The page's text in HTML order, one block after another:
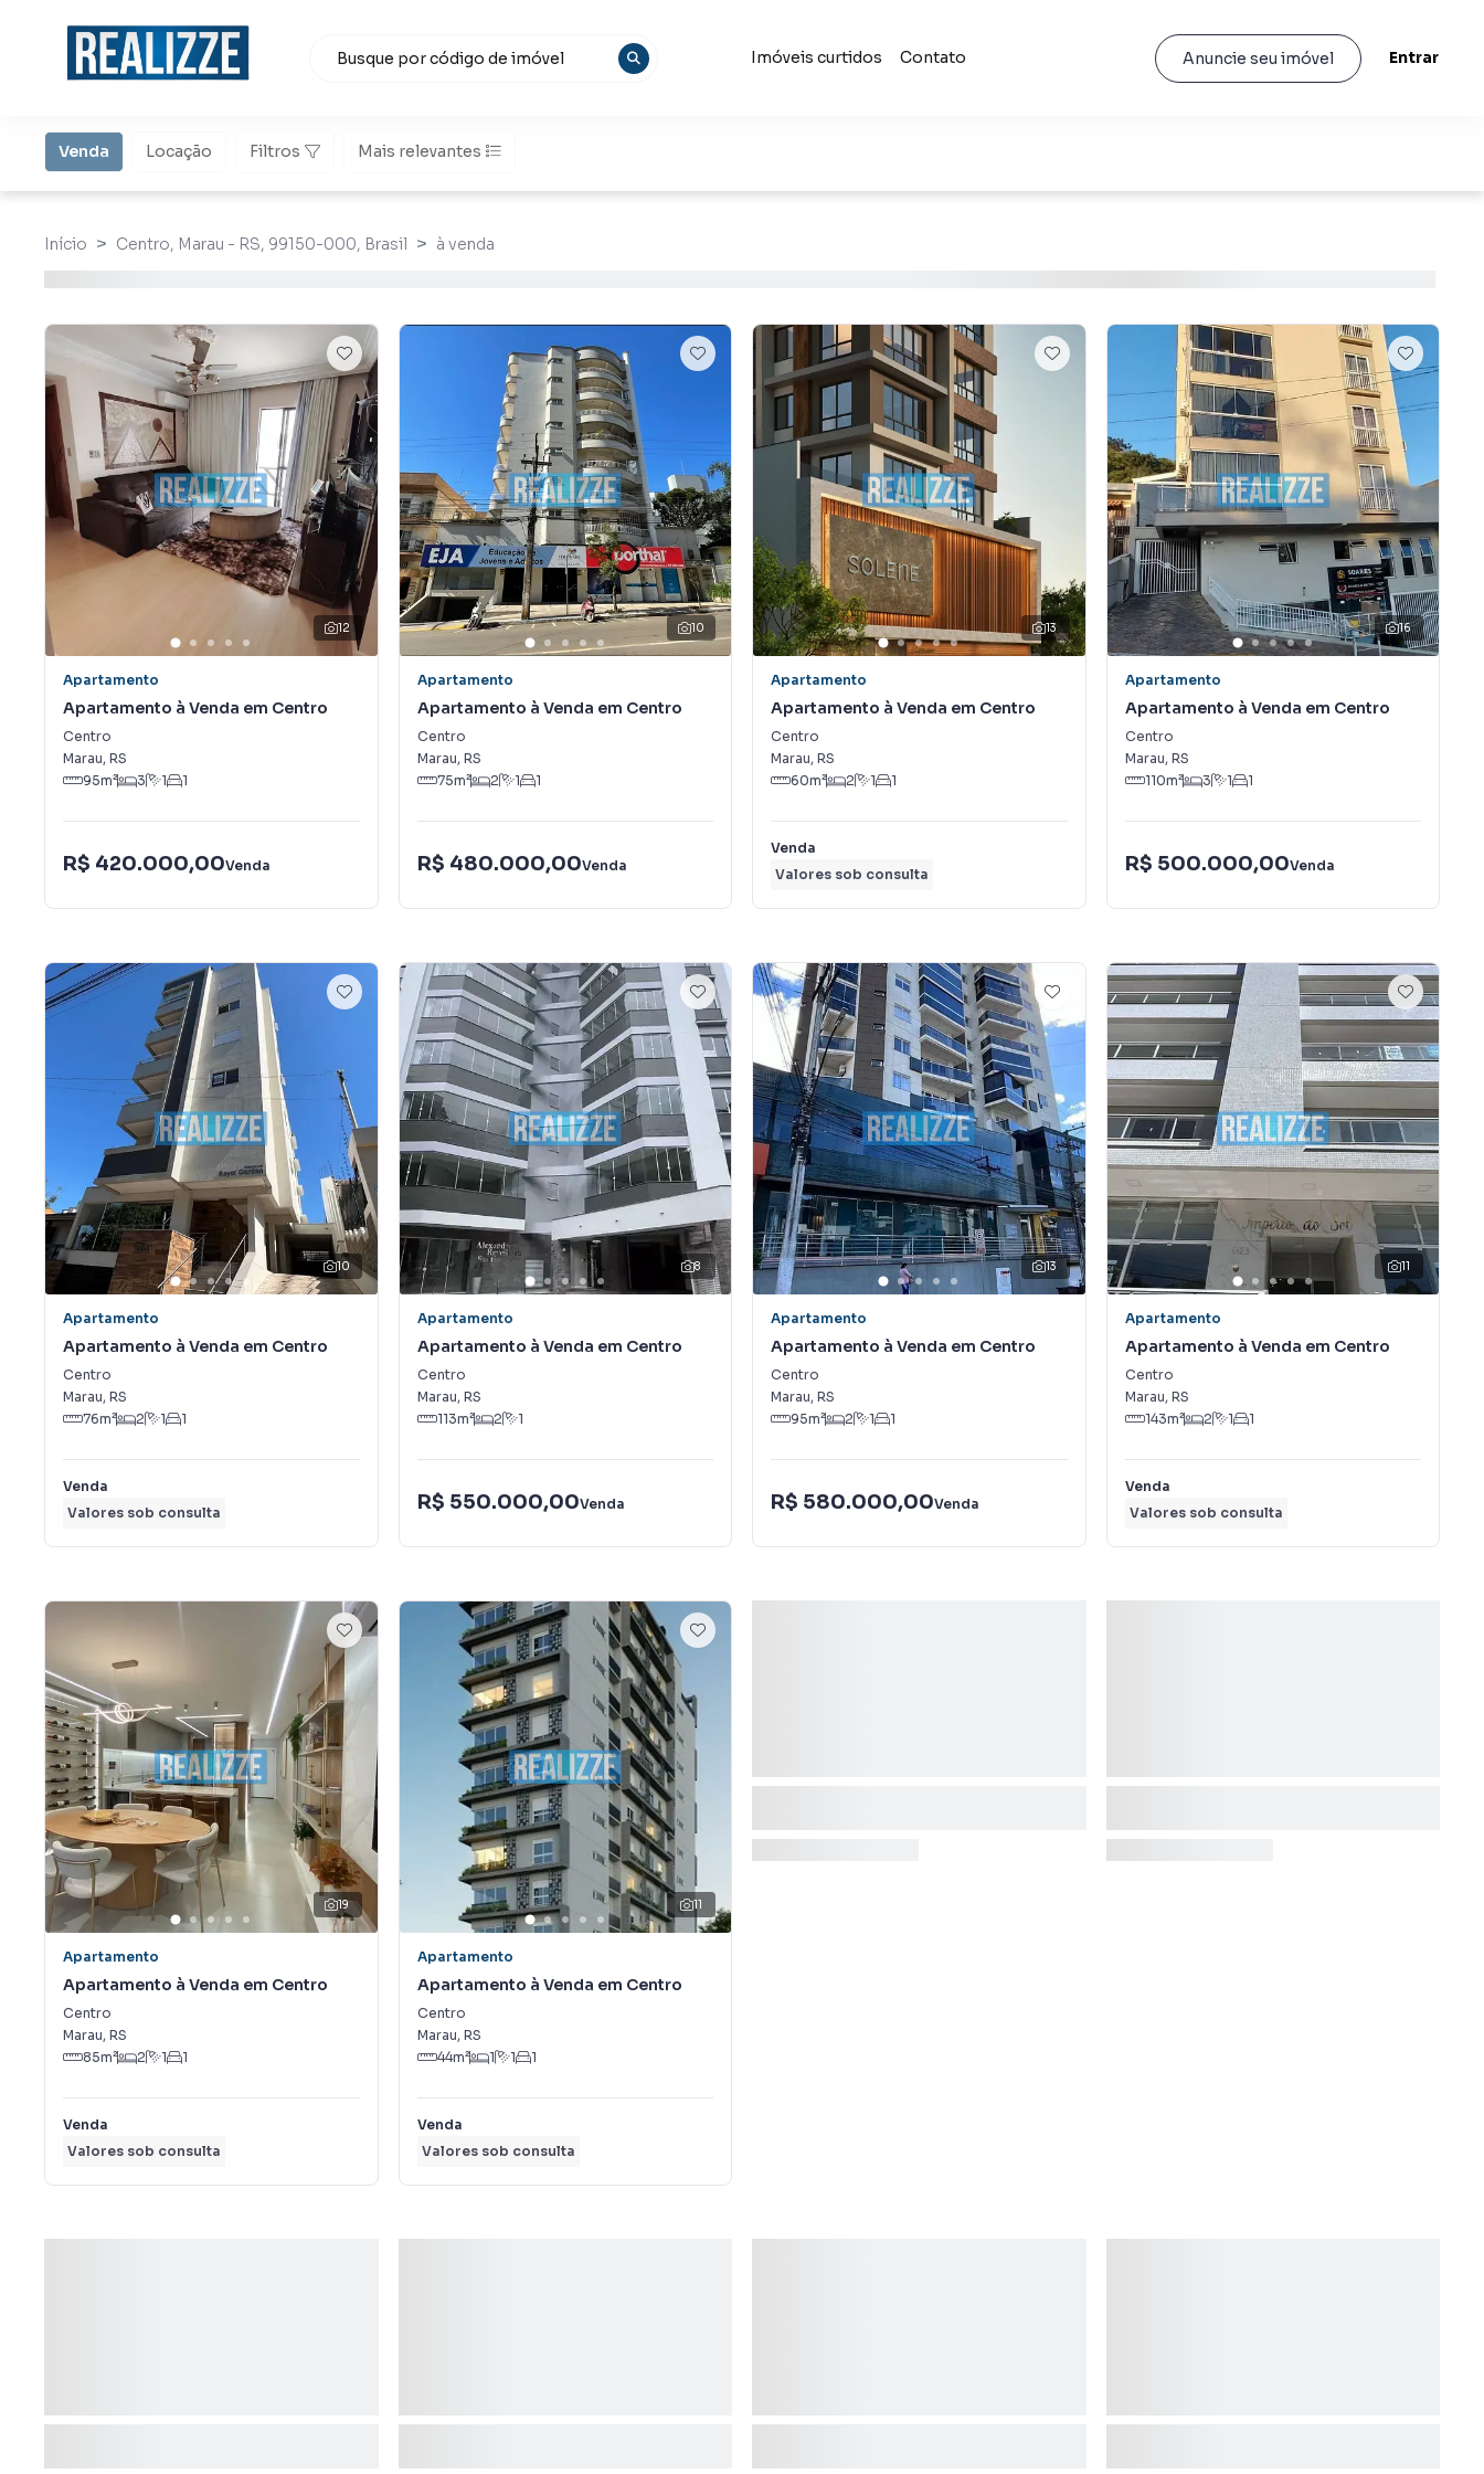
Imóveis curtidos Contato Anuncie seu imóvel Entrar
Venda Locação Filtros Mais relevantes
Início Centro, Marau - RS, 99150-000, Brasil à venda
12
Apartamento
Apartamento à Venda em Centro
Centro
Marau, RS
95m² 3 1 1
R$ 420.000,00Venda
10
Apartamento
Apartamento à Venda em Centro
Centro
Marau, RS
75m² 2 1 1
R$ 480.000,00Venda
13
Apartamento
Apartamento à Venda em Centro
Centro
Marau, RS
60m² 2 1 1
Venda
Valores sob consulta
16
Apartamento
Apartamento à Venda em Centro
Centro
Marau, RS
110m² 3 1 1
R$ 500.000,00Venda
10
Apartamento
Apartamento à Venda em Centro
Centro
Marau, RS
76m² 2 1 1
Venda
Valores sob consulta
8
Apartamento
Apartamento à Venda em Centro
Centro
Marau, RS
113m² 2 1
R$ 550.000,00Venda
13
Apartamento
Apartamento à Venda em Centro
Centro
Marau, RS
95m² 2 1 1
R$ 580.000,00Venda
11
Apartamento
Apartamento à Venda em Centro
Centro
Marau, RS
143m² 2 1 1
Venda
Valores sob consulta
19
Apartamento
Apartamento à Venda em Centro
Centro
Marau, RS
85m² 2 1 1
Venda
Valores sob consulta
11
Apartamento
Apartamento à Venda em Centro
Centro
Marau, RS
44m² 1 1 1
Venda
Valores sob consulta